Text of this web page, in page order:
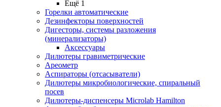
Ещё 1
Горелки автоматические
Дезинфекторы поверхностей
Дигесторы, системы разложения
(минерализаторы)
Аксессуары
Дилютеры гравиметрические
Ареометр
Аспираторы (отсасыватели)
Дилютеры микробиологические, спиральный
посев
Дилютеры-диспенсеры Microlab Hamilton